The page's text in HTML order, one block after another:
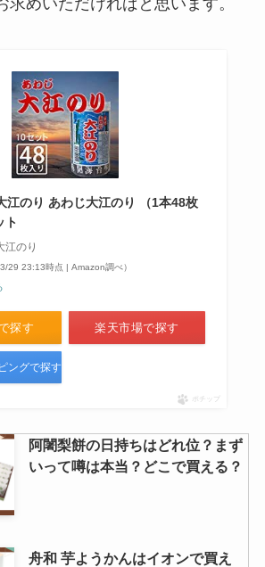
求めいただければと思います。
江のり あわじ大江のり （1本48枚
ト
のり
29 23:13時点 | Amazon調べ）
探す 楽天市場で探す
ングで探す
ポチップ
阿闍梨餅の日持ちはどれ位？まず
いって噂は本当？どこで買える？
舟和 芋ようかんはイオンで買え